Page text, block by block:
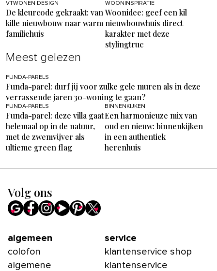
VTWONEN DESIGN
De kleurcode gekraakt: van
kille nieuwbouw naar warm
familiehuis
WOONINSPIRATIE
Woonidee: geef een kil
nieuwbouwhuis direct
karakter met deze
stylingtruc
Meest gelezen
FUNDA-PARELS
Funda-parel: durf jij voor zulke gele muren als in deze
verrassende jaren 30-woning te gaan?
FUNDA-PARELS
Funda-parel: deze villa gaat
helemaal op in de natuur,
met de zwemvijver als
ultieme green flag
BINNENKIJKEN
Een harmonieuze mix van
oud en nieuw: binnenkijken
in een authentiek
herenhuis
Volg ons
algemeen
colofon
algemene
service
klantenservice shop
klantenservice